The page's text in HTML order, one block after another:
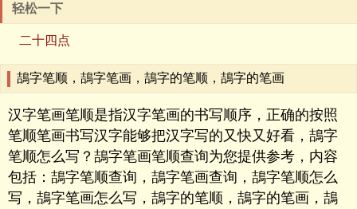
轻松一下
二十四点
鴶字笔顺，鴶字笔画，鴶字的笔顺，鴶字的笔画
汉字笔画笔顺是指汉字笔画的书写顺序，正确的按照
笔顺笔画书写汉字能够把汉字写的又快又好看，鴶字
笔顺怎么写？鴶字笔画笔顺查询为您提供参考，内容
包括：鴶字笔顺查询，鴶字笔画查询，鴶字笔顺怎么
写，鴶字笔画怎么写，鴶字的笔顺，鴶字的笔画，鴶